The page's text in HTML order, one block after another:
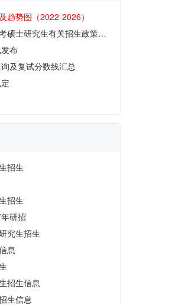
趋势图（2022-2026）
退役大学生士兵报考硕士研究生有关招生政策解读
布
及复试分数线汇总